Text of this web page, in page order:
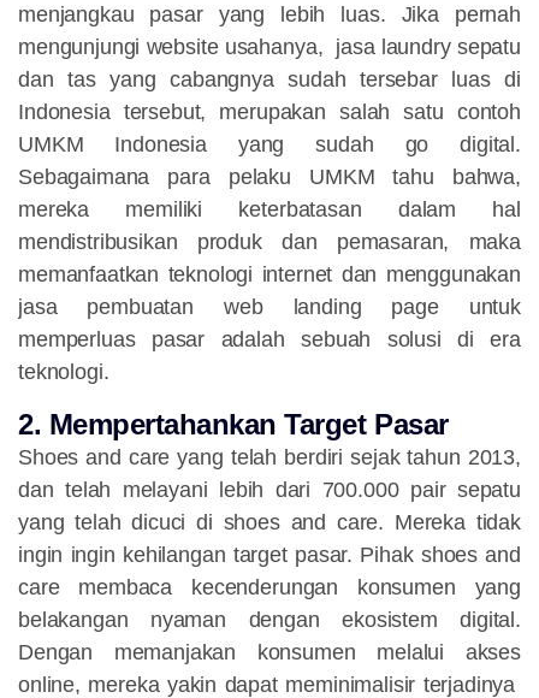
menjangkau pasar yang lebih luas. Jika pernah
mengunjungi website usahanya, jasa laundry sepatu
dan tas yang cabangnya sudah tersebar luas di
Indonesia tersebut, merupakan salah satu contoh
UMKM Indonesia yang sudah go digital.
Sebagaimana para pelaku UMKM tahu bahwa,
mereka memiliki keterbatasan dalam hal
mendistribusikan produk dan pemasaran, maka
memanfaatkan teknologi internet dan menggunakan
jasa pembuatan web landing page untuk
memperluas pasar adalah sebuah solusi di era
teknologi.
2. Mempertahankan Target Pasar
Shoes and care yang telah berdiri sejak tahun 2013,
dan telah melayani lebih dari 700.000 pair sepatu
yang telah dicuci di shoes and care. Mereka tidak
ingin ingin kehilangan target pasar. Pihak shoes and
care membaca kecenderungan konsumen yang
belakangan nyaman dengan ekosistem digital.
Dengan memanjakan konsumen melalui akses
online, mereka yakin dapat meminimalisir terjadinya